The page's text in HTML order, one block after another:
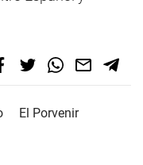
El Porvenir